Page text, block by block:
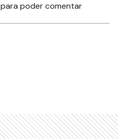
para poder comentar